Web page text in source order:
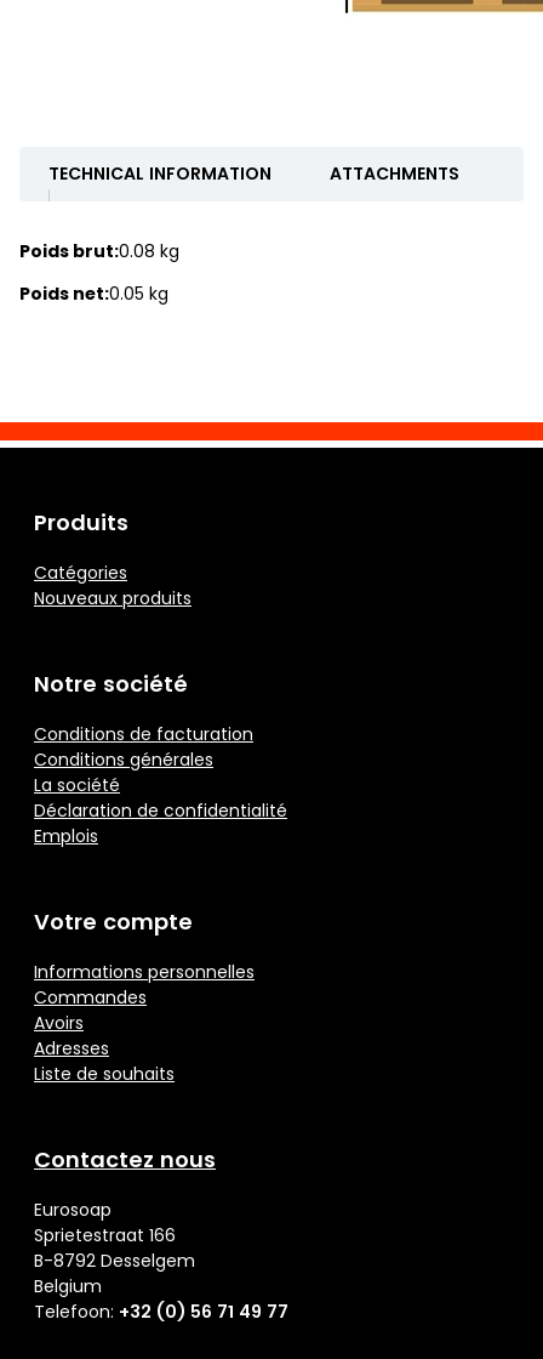
TECHNICAL INFORMATION ATTACHMENTS
Poids brut:0.08 kg
Poids net:0.05 kg
Produits
Catégories
Nouveaux produits
Notre société
Conditions de facturation
Conditions générales
La société
Déclaration de confidentialité
Emplois
Votre compte
Informations personnelles
Commandes
Avoirs
Adresses
Liste de souhaits
Contactez nous
Eurosoap
Sprietestraat 166
B-8792 Desselgem
Belgium
Telefoon: +32 (0) 56 71 49 77